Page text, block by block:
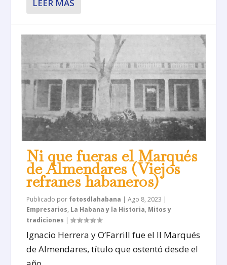
LEER MÁS
Ni que fueras el Marqués
de Almendares (Viejos
refranes habaneros)
Publicado por fotosdlahabana |Ago 8, 2023 |
Empresarios, La Habana y la Historia, Mitos y
tradiciones |
Ignacio Herrera y O’Farrill fue el II Marqués
de Almendares, título que ostentó desde el